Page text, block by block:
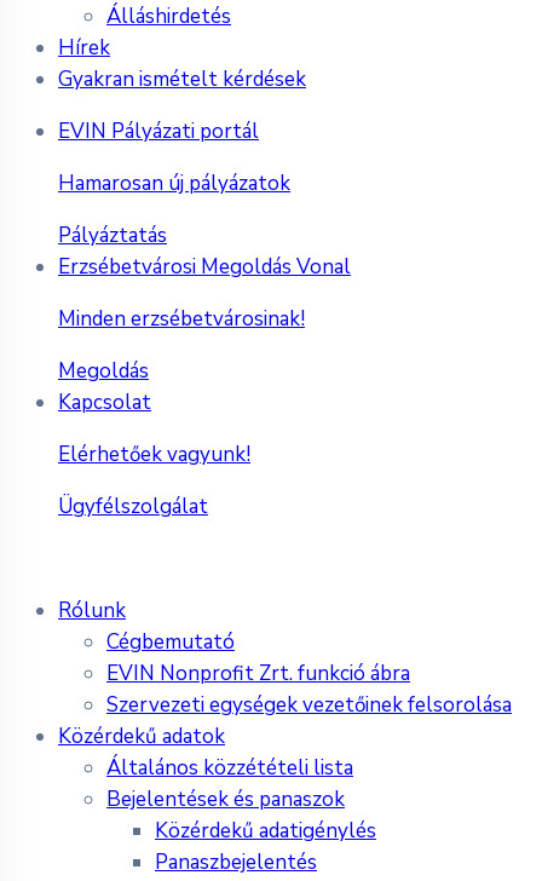
Álláshirdetés
Hírek
Gyakran ismételt kérdések
EVIN Pályázati portál
Hamarosan új pályázatok
Pályáztatás
Erzsébetvárosi Megoldás Vonal
Minden erzsébetvárosinak!
Megoldás
Kapcsolat
Elérhetőek vagyunk!
Ügyfélszolgálat
Rólunk
Cégbemutató
EVIN Nonprofit Zrt. funkció ábra
Szervezeti egységek vezetőinek felsorolása
Közérdekű adatok
Általános közzétételi lista
Bejelentések és panaszok
Közérdekű adatigénylés
Panaszbejelentés